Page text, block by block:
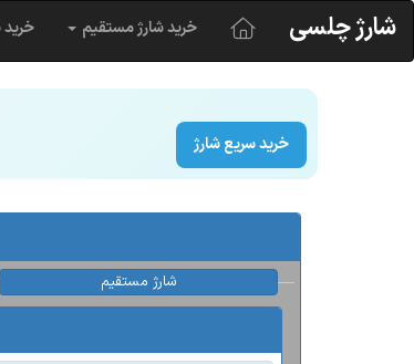
شارژ چلسی خرید شارژ مستقیم خرید
خرید سریع شارژ
شارژ مستقیم